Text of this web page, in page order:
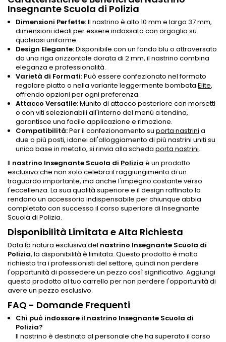
Insegnante Scuola di Polizia
Dimensioni Perfette:Il nastrino è alto 10 mm e largo 37 mm,
dimensioni ideali per essere indossato con orgoglio su
qualsiasi uniforme.
Design Elegante:Disponibile con un fondo blu o attraversato
da una riga orizzontale dorata di 2 mm, il nastrino combina
eleganza e professionalità.
Varietà di Formati:Può essere confezionato nel formato
regolare piatto o nella variante leggermente bombata Elite,
offrendo opzioni per ogni preferenza.
Attacco Versatile:Munito di attacco posteriore con morsetti
o con viti selezionabili all'interno del menù a tendina,
garantisce una facile applicazione e rimozione.
Compatibilità:Per il confezionamento su porta nastrini a
due o più posti, idonei all'alloggiamento di più nastrini uniti su
unica base in metallo, si rinvia alla scheda porta nastrini.
Il nastrino Insegnante Scuola di Polizia è un prodotto
esclusivo che non solo celebra il raggiungimento di un
traguardo importante, ma anche l'impegno costante verso
l'eccellenza. La sua qualità superiore e il design raffinato lo
rendono un accessorio indispensabile per chiunque abbia
completato con successo il corso superiore di Insegnante
Scuola di Polizia.
Disponibilità Limitata e Alta Richiesta
Data la natura esclusiva del nastrino Insegnante Scuola di
Polizia, la disponibilità è limitata. Questo prodotto è molto
richiesto tra i professionisti del settore, quindi non perdere
l'opportunità di possedere un pezzo così significativo. Aggiungi
questo prodotto al tuo carrello per non perdere l'opportunità di
avere un pezzo esclusivo.
FAQ - Domande Frequenti
Chi può indossare il nastrino Insegnante Scuola di
Polizia?
Il nastrino è destinato al personale che ha superato il corso